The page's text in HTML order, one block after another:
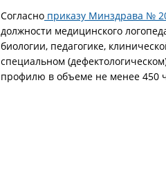
Согласно приказу Минздрава №
должности медицинского
биологии, педагогике,
специальном
профилю в объеме не менее 450